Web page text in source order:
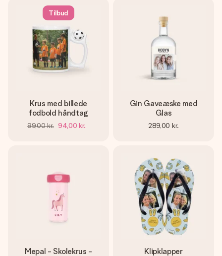
Tilbud
Krus med billede
fodbold håndtag
99,00 kr. 94,00 kr.
Gin Gaveæske med
Glas
289,00 kr.
Mepal - Skolekrus - Klipklapper